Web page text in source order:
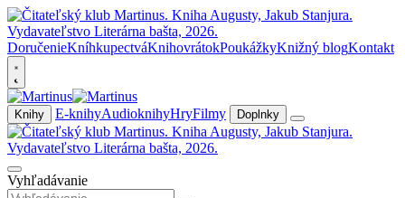
DoručenieKníhkupectváKnihovrátokPoukážkyKnižný blogKontakt
Knihy E-knihyAudioknihyHryFilmy Doplnky
Vyhľadávanie